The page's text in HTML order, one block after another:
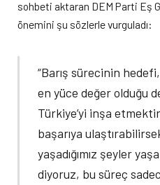
sohbeti aktaran DEM Parti Eş
önemini şu sözlerle vurguladı:
“Barış sürecinin
en yüce değer olduğu
Türkiye’yi inşa
başarıya
yaşadığımız şeyler
diyoruz, bu süreç